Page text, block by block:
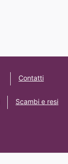
Contatti
Scambi e resi